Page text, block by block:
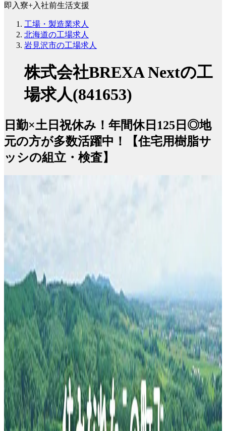
即入寮+入社前生活支援
工場・製造業求人
北海道の工場求人
岩見沢市の工場求人
株式会社BREXA Nextの工
場求人(841653)
日勤×土日祝休み！年間休日125日◎地
元の方が多数活躍中！【住宅用樹脂サ
ッシの組立・検査】